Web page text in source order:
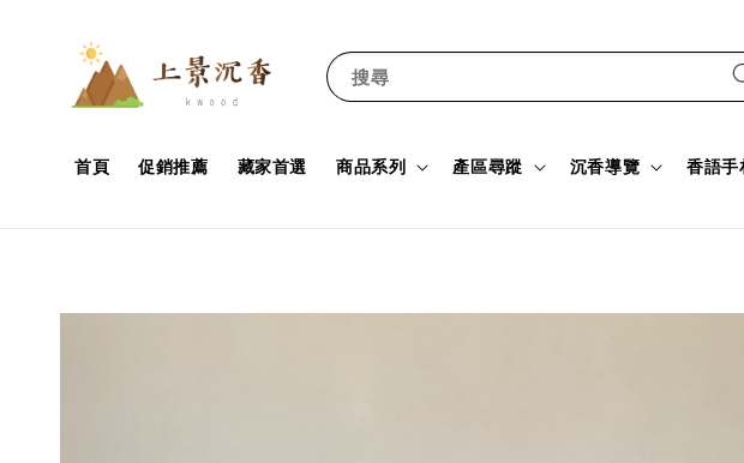
搜尋
首頁 促銷推薦 藏家首選 商品系列 產區尋蹤 沉香導覽 香語手